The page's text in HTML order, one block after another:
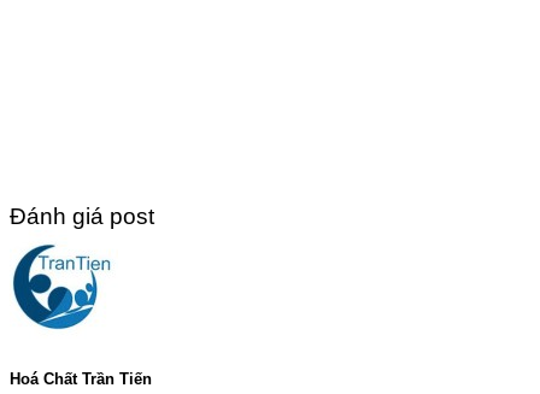
Đánh giá post
Hoá Chất Trần Tiến